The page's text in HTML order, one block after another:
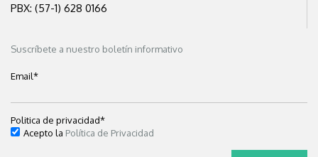
PBX: (57-1) 628 0166
Suscríbete a nuestro boletín informativo
Email*
Politica de privacidad*
Acepto la Política de Privacidad